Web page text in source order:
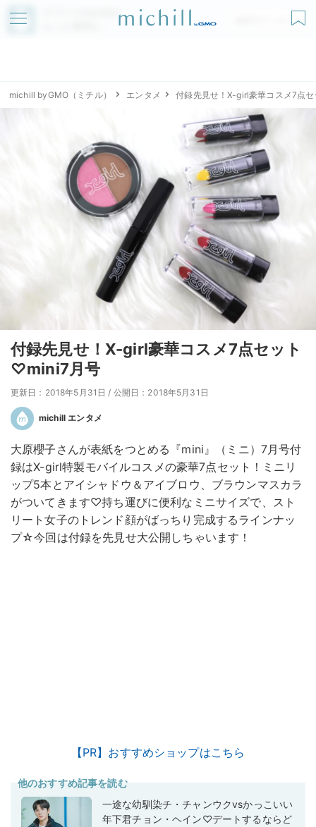
アプリでmichillが
無料ダウンロード
michill byGMO（ミチル） エンタメ 付録先見せ！X-girl豪華コスメ7点
付録先見せ！X-girl豪華コスメ7点セット
♡mini7月号
更新日：2018年5月31日 / 公開日：2018年5月31日
michill エンタメ
大原櫻子さんが表紙をつとめる『mini』（ミニ）7月号付
録はX-girl特製モバイルコスメの豪華7点セット！ミニリ
ップ5本とアイシャドウ＆アイブロウ、ブラウンマスカラ
がついてきます♡持ち運びに便利なミニサイズで、スト
リート女子のトレンド顔がばっちり完成するラインナッ
プ☆今回は付録を先見せ大公開しちゃいます！
【PR】おすすめショップはこちら
他のおすすめ記事を読む
一途な幼馴染チ・チャンウクvsかっこいい
年下君チョン・ヘイン♡デートするならど